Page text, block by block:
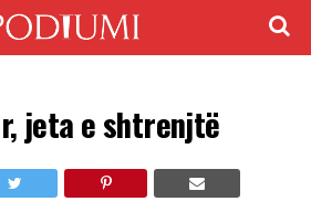
jeta e shtrenjtë